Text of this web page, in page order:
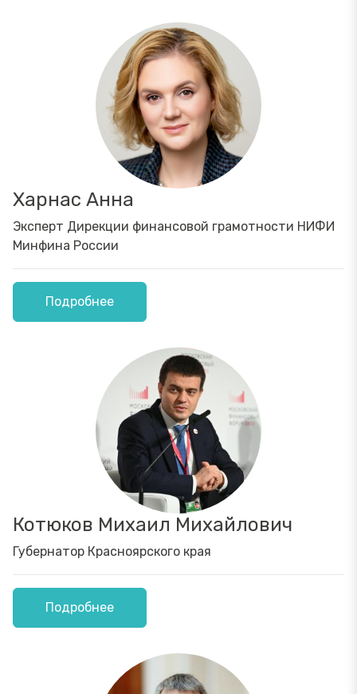
Харнас Анна
Эксперт Дирекции финансовой грамотности НИФИ
Минфина России
Подробнее
Котюков Михаил Михайлович
Губернатор Красноярского края
Подробнее